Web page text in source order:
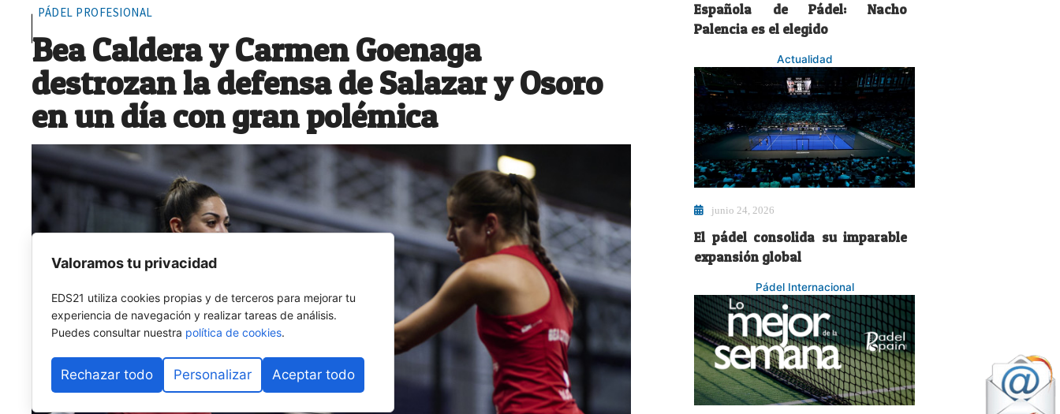
PÁDEL PROFESIONAL
Bea Caldera y Carmen Goenaga
destrozan la defensa de Salazar y Osoro
en un día con gran polémica
Española de Pádel: Nacho
Palencia es el elegido
Actualidad
junio 24, 2026
El pádel consolida su imparable
expansión global
Pádel Internacional
Valoramos tu privacidad
EDS21 utiliza cookies propias y de terceros para mejorar tu
experiencia de navegación y realizar tareas de análisis.
Puedes consultar nuestra política de cookies.
Rechazar todo Personalizar Aceptar todo